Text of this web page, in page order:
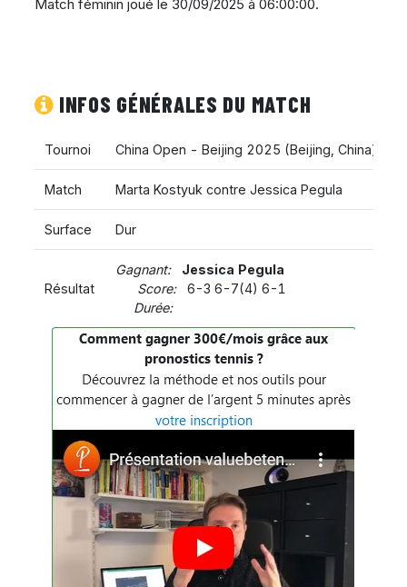
Match féminin joué le 30/09/2025 à 06:00:00.
INFOS GÉNÉRALES DU MATCH
Tournoi China Open - Beijing 2025 (Beijing China)
Match Marta Kostyuk contre Jessica Pegula
Surface Dur
Résultat
Gagnant:
Jessica Pegula
Score:6-3 6-7(4) 6-1
Durée: